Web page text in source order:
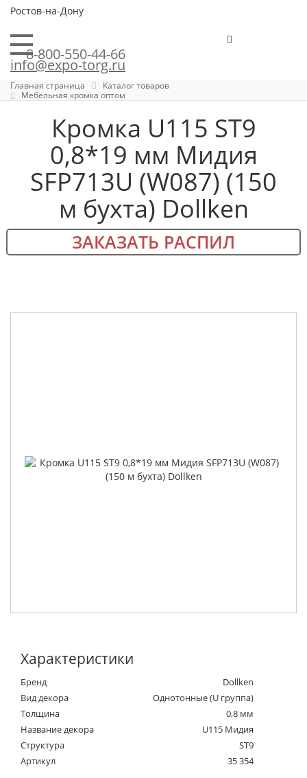
Ростов-на-Дону
8-800-550-44-66
info@expo-torg.ru
Главная страница
Каталог товаров
Мебельная кромка оптом
Кромка U115 ST9
0,8*19 мм Мидия
SFP713U (W087) (150
м бухта) Dollken
ЗАКАЗАТЬ РАСПИЛ
Характеристики
Бренд
Dollken
Вид декора
Однотонные (U группа)
Толщина
0,8 мм
Название декора
U115 Мидия
Структура
ST9
Артикул
35 354